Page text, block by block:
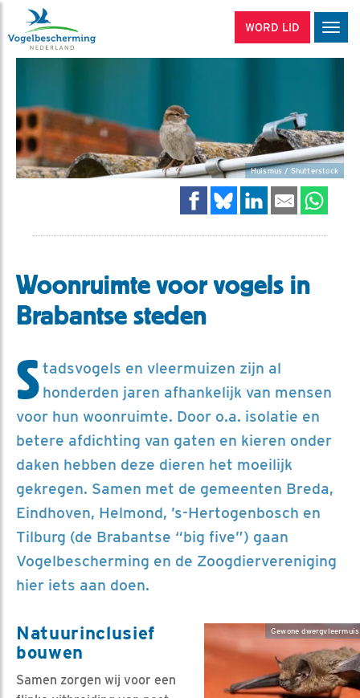
WORD LID
Huismus / Shutterstock
Woonruimte voor vogels in
Brabantse steden
Stadsvogels en vleermuizen zijn al
honderden jaren afhankelijk van mensen
voor hun woonruimte. Door o.a. isolatie en
betere afdichting van gaten en kieren onder
daken hebben deze dieren het moeilijk
gekregen. Samen met de gemeenten Breda,
Eindhoven, Helmond, ’s-Hertogenbosch en
Tilburg (de Brabantse “big five”) gaan
Vogelbescherming en de Zoogdiervereniging
hier iets aan doen.
Gewone
Natuurinclusief
bouwen
Samen zorgen wij voor een